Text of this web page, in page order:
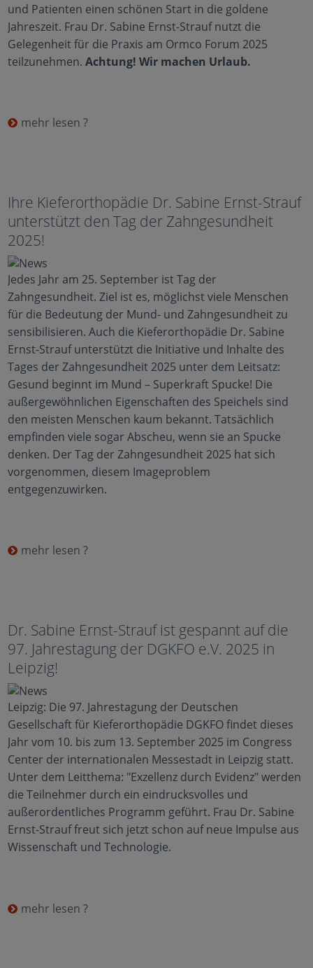
und Patienten einen schönen Start in die goldene
Jahreszeit. Frau Dr. Sabine Ernst-Strauf nutzt die
Gelegenheit für die Praxis am Ormco Forum 2025
teilzunehmen.Achtung! Wir machen Urlaub.
mehr lesen ?
Ihre Kieferorthopädie Dr. Sabine Ernst-Strauf
unterstützt den Tag der Zahngesundheit
2025!
Jedes Jahr am 25. September ist Tag der
Zahngesundheit. Ziel ist es, möglichst viele Menschen
für die Bedeutung der Mund- und Zahngesundheit zu
sensibilisieren. Auch die Kieferorthopädie Dr. Sabine
Ernst-Strauf unterstützt die Initiative und Inhalte des
Tages der Zahngesundheit 2025 unter dem Leitsatz:
Gesund beginnt im Mund – Superkraft Spucke! Die
außergewöhnlichen Eigenschaften des Speichels sind
den meisten Menschen kaum bekannt. Tatsächlich
empfinden viele sogar Abscheu, wenn sie an Spucke
denken. Der Tag der Zahngesundheit 2025 hat sich
vorgenommen, diesem Imageproblem
entgegenzuwirken.
mehr lesen ?
Dr. Sabine Ernst-Strauf ist gespannt auf die
97. Jahrestagung der DGKFO e.V. 2025 in
Leipzig!
Leipzig: Die 97. Jahrestagung der Deutschen
Gesellschaft für Kieferorthopädie DGKFO findet dieses
Jahr vom 10. bis zum 13. September 2025 im Congress
Center der internationalen Messestadt in Leipzig statt.
Unter dem Leitthema: "Exzellenz durch Evidenz" werden
die Teilnehmer durch ein eindrucksvolles und
außerordentliches Programm geführt. Frau Dr. Sabine
Ernst-Strauf freut sich jetzt schon auf neue Impulse aus
Wissenschaft und Technologie.
mehr lesen ?